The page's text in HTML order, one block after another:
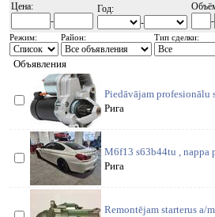
Цена:
-
Год:
-
-
Режим: Район: Тип сделки:
Объявления
Piedāvājam profesionālu
Рига
M6f13 s63b44tu , nappa
Рига
Remontējam starterus a/